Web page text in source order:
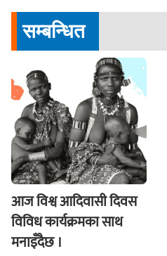
सम्बन्धित
आज विश्व आदिवासी दिवस
विविध कार्यक्रमका साथ
मनाइँदैछ ।